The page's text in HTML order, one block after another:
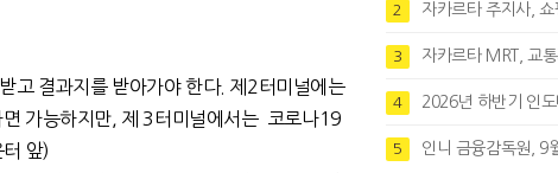
고 결과지를 받아가야 한다. 제2터미널에는
가능하지만, 제 3터미널에서는 코로나19
앞)
2 자카르타 주지사, 쇼핑몰 보안
3 자카르타 MRT, 교통카
4 2026년 하반기 인도네
5 인니 금융감독원, 9월 IDX 비상